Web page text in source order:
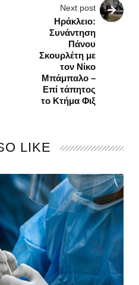
Next post
Ηράκλειο:
Συνάντηση
Πάνου
Σκουρλέτη με
τον Νίκο
Μπάμπαλο –
Επί τάπητος
το Κτήμα Φιξ
LIKE